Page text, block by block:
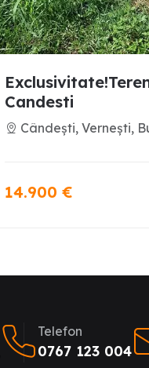
Candesti
Cândești, Vernești,
14.900 €
Telefon
0767 123 004